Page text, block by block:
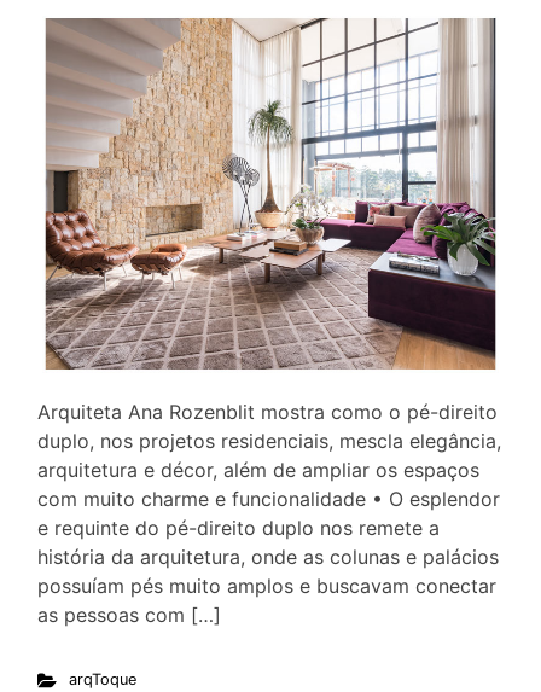
Arquiteta Ana Rozenblit mostra como o pé-direito
duplo, nos projetos residenciais, mescla elegância,
arquitetura e décor, além de ampliar os espaços
com muito charme e funcionalidade • O esplendor
e requinte do pé-direito duplo nos remete a
história da arquitetura, onde as colunas e palácios
possuíam pés muito amplos e buscavam conectar
as pessoas com […]
arqToque